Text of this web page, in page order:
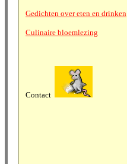
Gedichten over eten en drinken
Culinaire bloemlezing
Contact